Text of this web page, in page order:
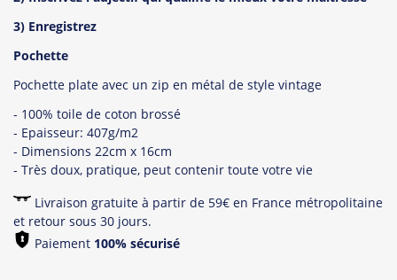
3) Enregistrez
Pochette
Pochette plate avec un zip en métal de style vintage
- 100% toile de coton brossé
- Epaisseur: 407g/m2
- Dimensions 22cm x 16cm
- Très doux, pratique, peut contenir toute votre vie
Livraison gratuite à partir de 59€ en France métropolitaine
et retour sous 30 jours.
Paiement 100% sécurisé